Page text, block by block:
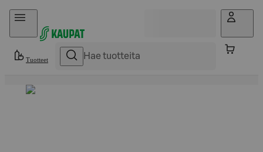
Hyppää sisältöön
Tuotteet